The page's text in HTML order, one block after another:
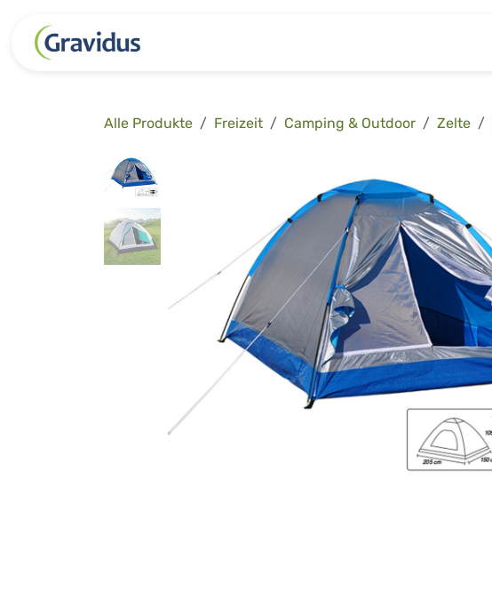
Alle Produkte Freizeit Camping & Outdoor Zelte